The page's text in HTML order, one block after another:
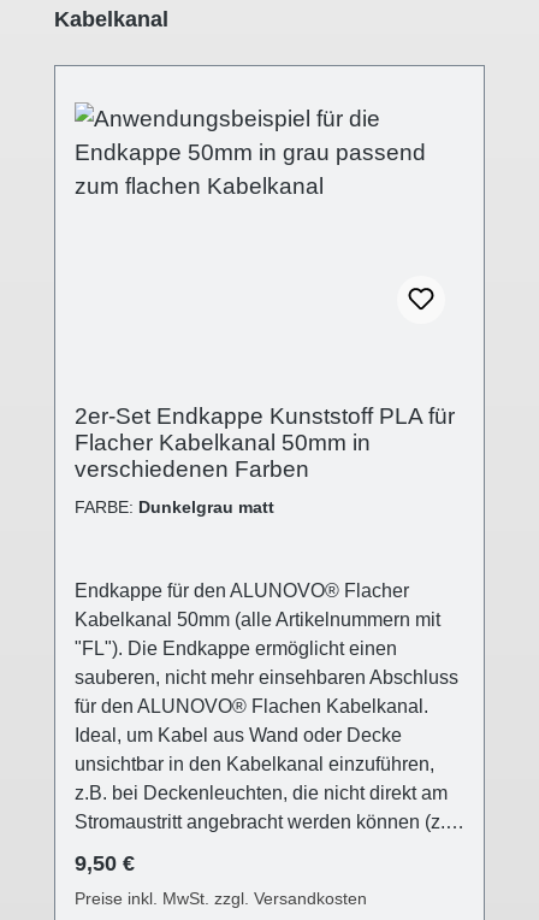
Kabelkanal
2er-Set Endkappe Kunststoff PLA für
Flacher Kabelkanal 50mm in
verschiedenen Farben
FARBE: Dunkelgrau matt
Endkappe für den ALUNOVO® Flacher
Kabelkanal 50mm (alle Artikelnummern mit
"FL"). Die Endkappe ermöglicht einen
sauberen, nicht mehr einsehbaren Abschluss
für den ALUNOVO® Flachen Kabelkanal.
Ideal, um Kabel aus Wand oder Decke
unsichtbar in den Kabelkanal einzuführen,
z.B. bei Deckenleuchten, die nicht direkt am
Stromaustritt angebracht werden können (z.B.
Endkappe ist in drei verschiedenen
Oberflächen farblich passend für alle
Regulärer Preis:
9,50 €
Preise inkl. MwSt. zzgl. Versandkosten